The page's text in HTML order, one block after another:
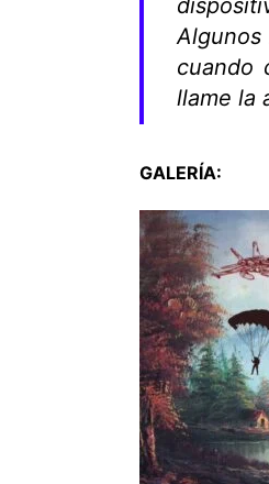
Algunos
cuando
llame la
GALERÍA: